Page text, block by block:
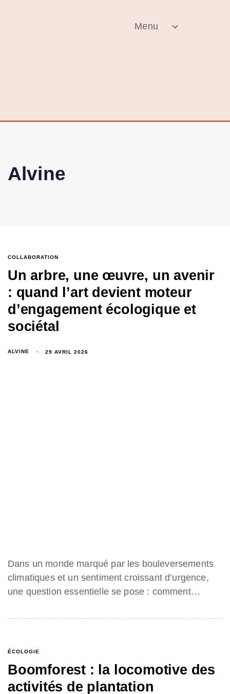
Menu
Alvine
COLLABORATION
Un arbre, une œuvre, un avenir
: quand l’art devient moteur
d’engagement écologique et
sociétal
ALVINE 29 AVRIL 2026
Dans un monde marqué par les bouleversements
climatiques et un sentiment croissant d’urgence,
une question essentielle se pose : comment…
ÉCOLOGIE
Boomforest : la locomotive des
activités de plantation